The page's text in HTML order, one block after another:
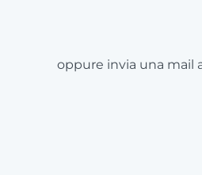
oppure invia una mail